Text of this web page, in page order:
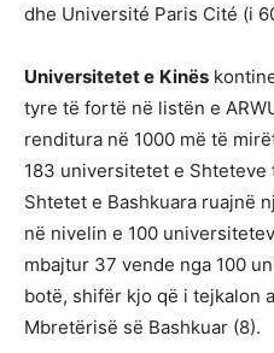
dhe Université Paris Cité (i
Universitetet e Kinës
tyre të fortë në listën e
renditura në 1000 më të
183 universitetet e Shteteve
Shtetet e Bashkuara ruajnë
në nivelin e 100
mbajtur 37 vende nga 100
botë, shifër kjo që i tejkalon
Mbretërisë së Bashkuar (8).